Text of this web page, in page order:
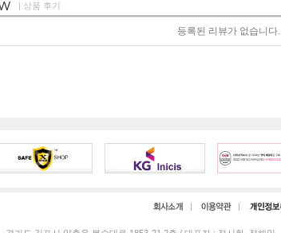
| 상품 후기
등록된 리뷰가 없습니다.